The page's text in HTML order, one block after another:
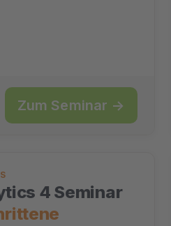
Zum Seminar →
4 Seminar